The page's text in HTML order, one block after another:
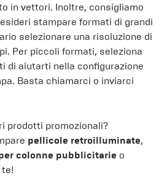
in vettori. Inoltre, consigliamo
stampare formati di grandi
selezionare una risoluzione di
Per piccoli formati, seleziona
di aiutarti nella configurazione
Basta chiamarci o inviarci
prodotti promozionali?
pellicole retroilluminate,
colonne pubblicitarie o
te!